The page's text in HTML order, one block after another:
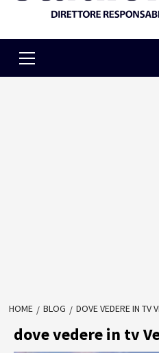
Menu
HOME BLOG DOVE VEDERE IN TV
dove vedere in tv